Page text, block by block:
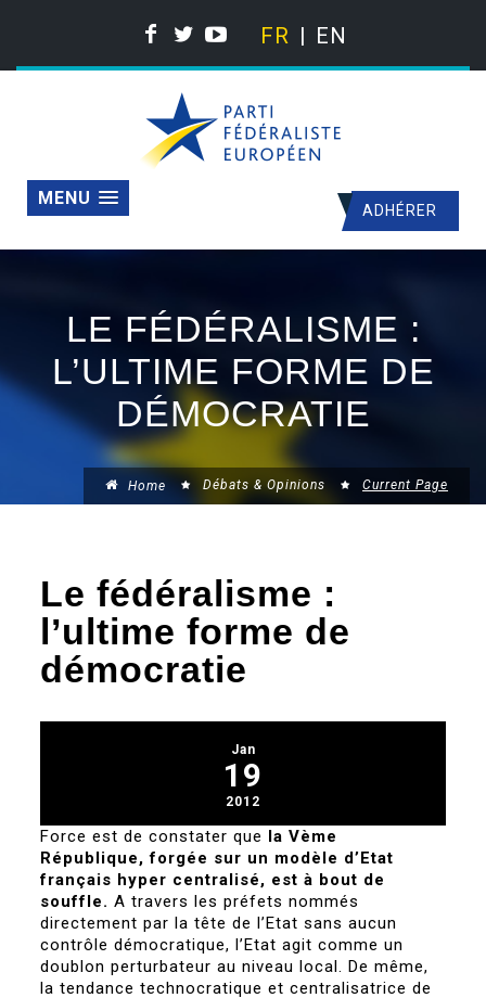
FR EN
ADHÉRER
MENU
LE FÉDÉRALISME :
L’ULTIME FORME DE
DÉMOCRATIE
Home Débats & Opinions Current Page
Le fédéralisme :
l’ultime forme de
démocratie
Jan
19
2012
Force est de constater que la Vème
République, forgée sur un modèle d’Etat
français hyper centralisé, est à bout de
souffle. A travers les préfets nommés
directement par la tête de l’Etat sans aucun
contrôle démocratique, l’Etat agit comme un
doublon perturbateur au niveau local. De même,
la tendance technocratique et centralisatrice de